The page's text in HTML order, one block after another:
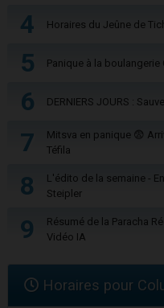
4 Horaires du Jeûne de
5 Panique à la boulangerie
6 DERNIERS JOURS :
7
Mitsva en panique 😨
Téfila
8
L'édito de la semaine -
Steipler
9
Résumé de la Paracha
Vidéo IA
Horaires pour